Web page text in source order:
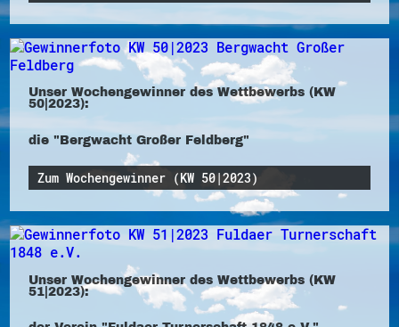
Unser Wochengewinner des Wettbewerbs (KW
50|2023):
die "Bergwacht Großer Feldberg"
Zum Wochengewinner (KW 50|2023)
Unser Wochengewinner des Wettbewerbs (KW
51|2023):